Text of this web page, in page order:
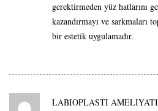
gerektirmeden yüz hatlarını
kazandırmayı ve sarkmaları
bir estetik uygulamadır.
LABIOPLASTI